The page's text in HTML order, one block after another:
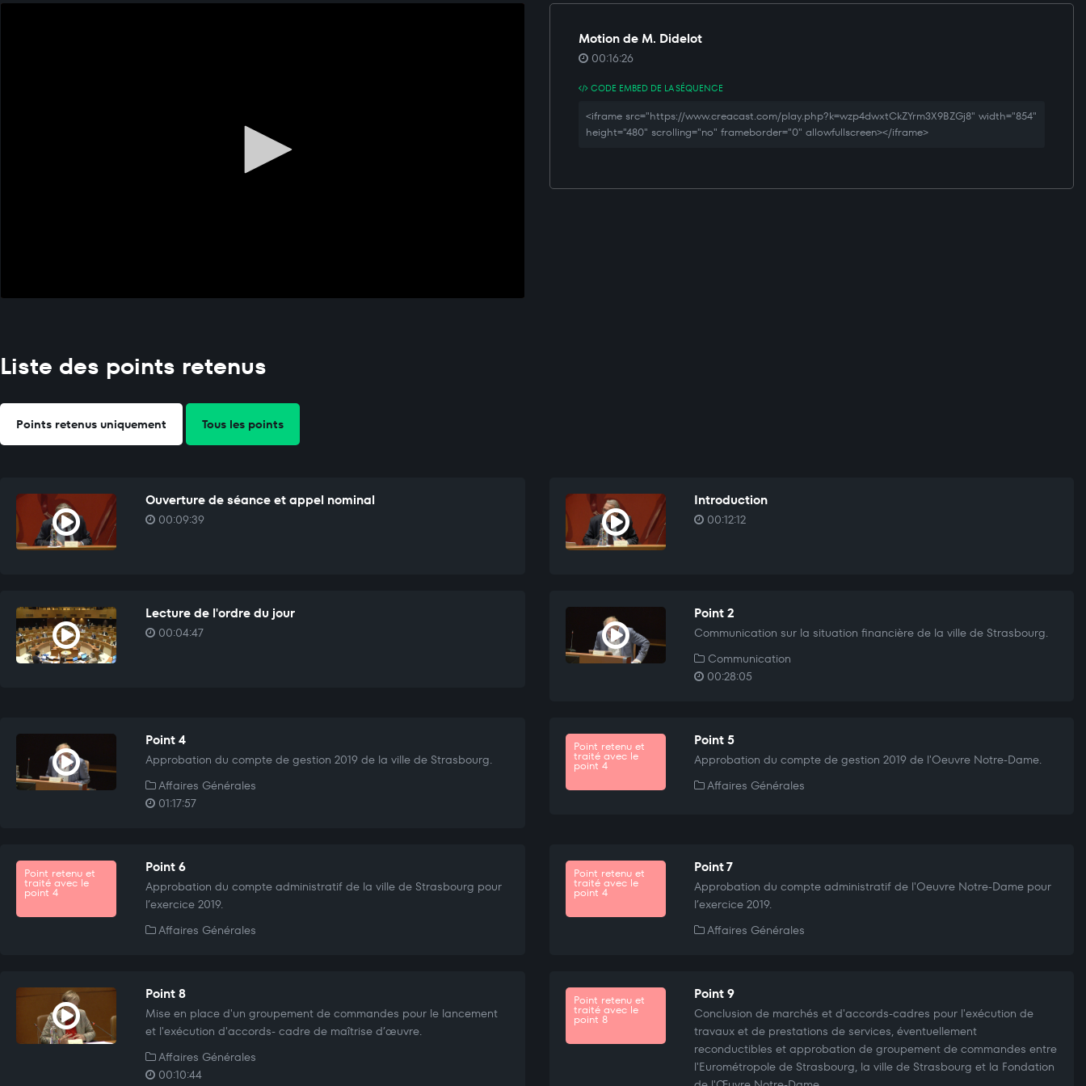
Motion de M. Didelot
00:16:26
CODE EMBED DE LA SÉQUENCE
<iframe src="https://www.creacast.com/play.php?k=wzp4dwxtCkZYrm3X9BZGj8" width="854"
height="480" scrolling="no" frameborder="0" allowfullscreen></iframe>
Liste des points retenus
Points retenus uniquement Tous les points
Ouverture de séance et appel nominal
00:09:39
Introduction
00:12:12
Lecture de l'ordre du jour
00:04:47
Point 2
Communication sur la situation financière de la ville de Strasbourg.
Communication
00:28:05
Point 4
Approbation du compte de gestion 2019 de la ville de Strasbourg.
Affaires Générales
01:17:57
Point retenu et
traité avec le
point 4
Point 5
Approbation du compte de gestion 2019 de l'Oeuvre Notre-Dame.
Affaires Générales
Point retenu et
traité avec le
point 4
Point 6
Approbation du compte administratif de la ville de Strasbourg pour
l’exercice 2019.
Affaires Générales
Point retenu et
traité avec le
point 4
Point 7
Approbation du compte administratif de l'Oeuvre Notre-Dame pour
l’exercice 2019.
Affaires Générales
Point 8
Mise en place d'un groupement de commandes pour le lancement
et l'exécution d'accords- cadre de maîtrise d’œuvre.
Affaires Générales
00:10:44
Point retenu et
traité avec le
point 8
Point 9
Conclusion de marchés et d'accords-cadres pour l'exécution de
travaux et de prestations de services, éventuellement
reconductibles et approbation de groupement de commandes entre
l'Eurométropole de Strasbourg, la ville de Strasbourg et la Fondation